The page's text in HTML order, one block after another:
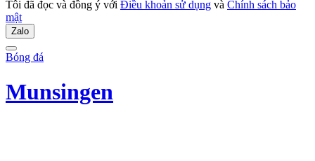
Tôi đã đọc và đồng ý với Điều khoản sử dụng và Chính sách bảo
mật
Zalo
Bóng đá
Munsingen